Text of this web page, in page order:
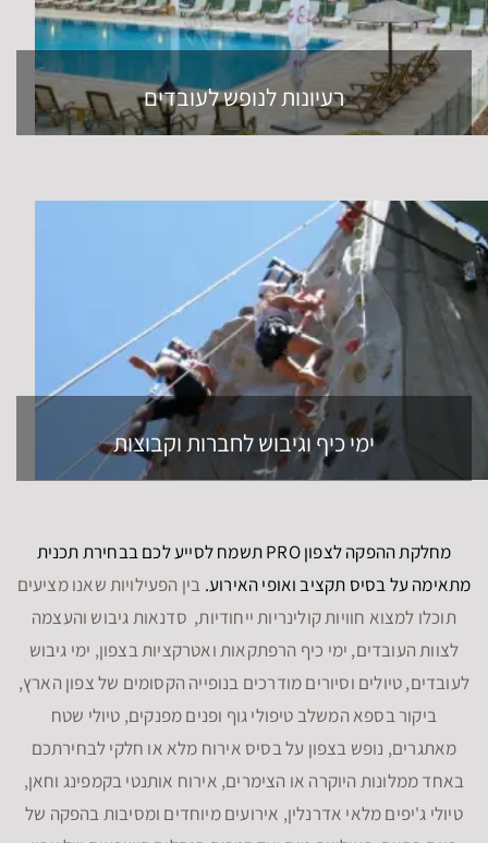
רעיונות לנופש לעובדים
ימי כיף וגיבוש לחברות וקבוצות
מחלקת ההפקה לצפון PRO תשמח לסייע לכם בבחירת תכנית
מתאימה על בסיס תקציב ואופי האירוע. בין הפעילויות שאנו מציעים
תוכלו למצוא חוויות קולינריות ייחודיות, סדנאות גיבוש והעצמה
לצוות העובדים, ימי כיף הרפתקאות ואטרקציות בצפון, ימי גיבוש
לעובדים, טיולים וסיורים מודרכים בנופייה הקסומים של צפון הארץ,
ביקור בספא המשלב טיפולי גוף ופנים מפנקים, טיולי שטח
מאתגרים, נופש בצפון על בסיס אירוח מלא או חלקי לבחירתכם
באחד ממלונות היוקרה או הצימרים, אירוח אותנטי בקמפינג וחאן,
טיולי ג'יפים מלאי אדרנלין, אירועים מיוחדים ומסיבות בהפקה של